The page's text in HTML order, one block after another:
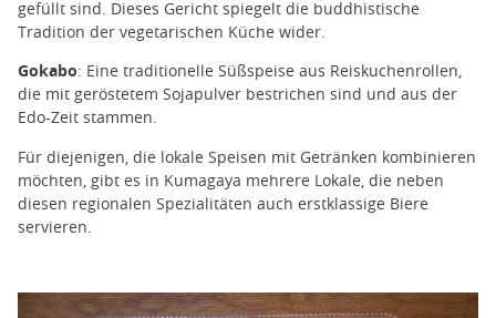
gefüllt sind. Dieses Gericht spiegelt die buddhistische
Tradition der vegetarischen Küche wider.
Gokabo: Eine traditionelle Süßspeise aus Reiskuchenrollen,
die mit geröstetem Sojapulver bestrichen sind und aus der
Edo-Zeit stammen.
Für diejenigen, die lokale Speisen mit Getränken kombinieren
möchten, gibt es in Kumagaya mehrere Lokale, die neben
diesen regionalen Spezialitäten auch erstklassige Biere
servieren.